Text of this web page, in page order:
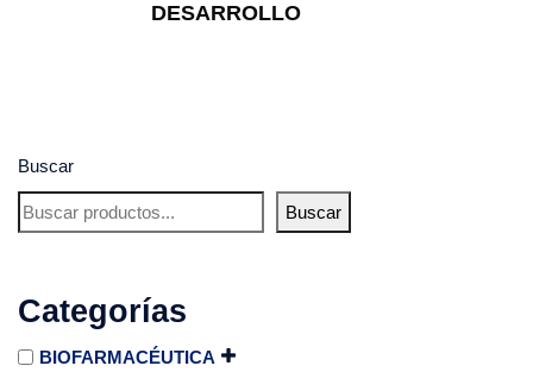
Buscar
Buscar
Categorías
BIOFARMACÉUTICA
DESARROLLO